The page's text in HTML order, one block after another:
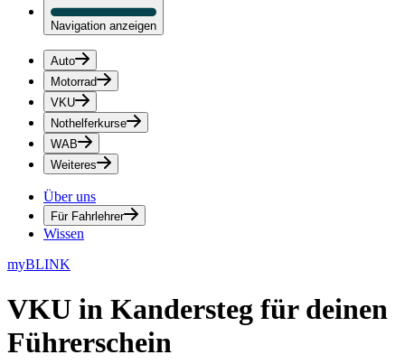
Navigation anzeigen
Auto
Motorrad
VKU
Nothelferkurse
WAB
Weiteres
Über uns
Für Fahrlehrer
Wissen
myBLINK
VKU in Kandersteg für deinen
Führerschein